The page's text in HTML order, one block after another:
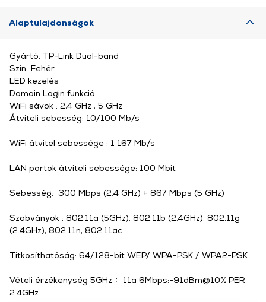
Alaptulajdonságok
Gyártó: TP-Link Dual-band
Szín Fehér
LED kezelés
Domain Login funkció
WiFi sávok : 2,4 GHz , 5 GHz
Átviteli sebesség: 10/100 Mb/s
WiFi átvitel sebessége : 1 167 Mb/s
LAN portok átviteli sebessége: 100 Mbit
Sebesség: 300 Mbps (2,4 GHz) + 867 Mbps (5 GHz)
Szabványok : 802.11a (5GHz), 802.11b (2.4GHz), 802.11g
(2.4GHz), 802.11n, 802.11ac
Titkosíthatóság: 64/128-bit WEP/ WPA-PSK / WPA2-PSK
Vételi érzékenység 5GHz： 11a 6Mbps:-91dBm@10% PER
2.4GHz